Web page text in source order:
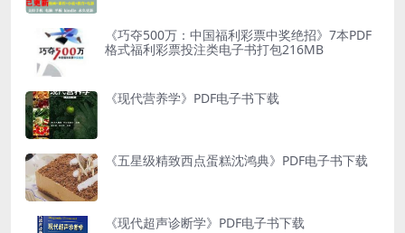
《巧夺500万：中国福利彩票中奖绝招》7本PDF
格式福利彩票投注类电子书打包216MB
《现代营养学》PDF电子书下载
《五星级精致西点蛋糕沈鸿典》PDF电子书下载
《现代超声诊断学》PDF电子书下载